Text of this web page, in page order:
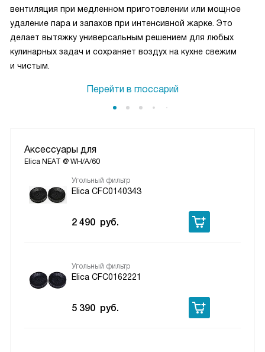
вентиляция при медленном приготовлении или мощное
удаление пара и запахов при интенсивной жарке. Это
делает вытяжку универсальным решением для любых
кулинарных задач и сохраняет воздух на кухне свежим
и чистым.
Перейти в глоссарий
Аксессуары для
Elica NEAT @ WH/A/60
Угольный фильтр
Elica CFC0140343
2 490 руб.
Угольный фильтр
Elica CFC0162221
5 390 руб.